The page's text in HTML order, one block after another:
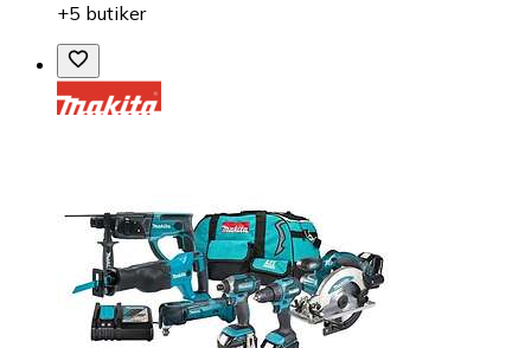
+5 butiker